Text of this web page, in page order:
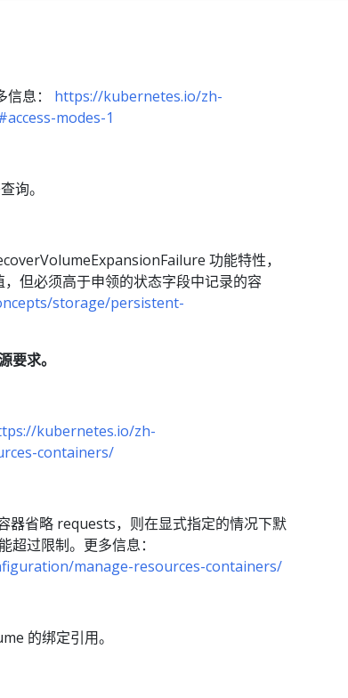
息： https://kubernetes.io/zh-
modes-1
询。
功能特性，
但必须高于申领的状态字段中记录的容
storage/persistent-
求。
kubernetes.io/zh-
containers/
器省略 requests，则在显式指定的情况下默
过限制。更多信息：
manage-resources-containers/
的绑定引用。